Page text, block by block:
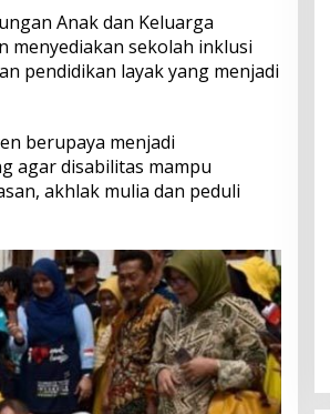
Anak dan Keluarga
menyediakan sekolah inklusi
pendidikan layak yang menjadi
berupaya menjadi
agar disabilitas mampu
akhlak mulia dan peduli